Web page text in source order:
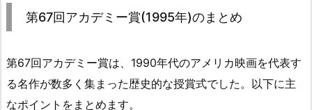
第67回アカデミー賞(1995年)のまとめ
第67回アカデミー賞は、1990年代のアメリカ映画を代表す
る名作が数多く集まった歴史的な授賞式でした。以下に主
なポイントをまとめます。